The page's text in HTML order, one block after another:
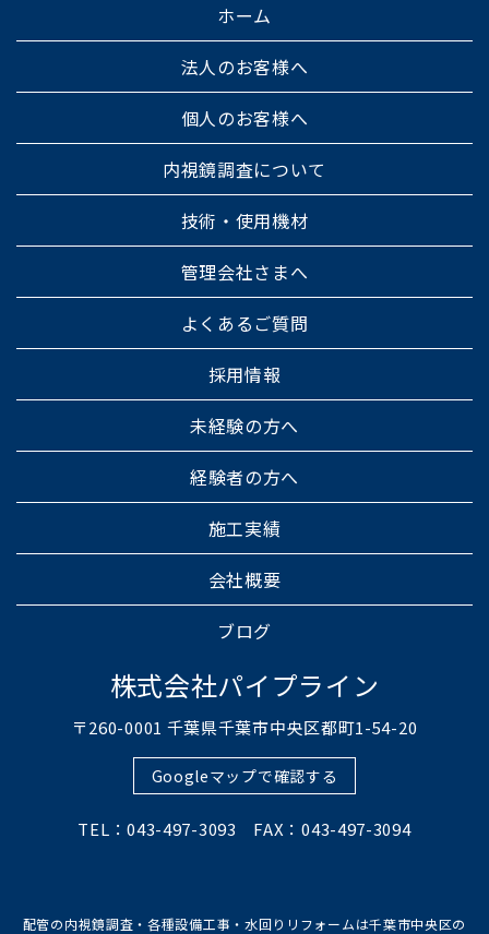
ホーム
法人のお客様へ
個人のお客様へ
内視鏡調査について
技術・使用機材
管理会社さまへ
よくあるご質問
採用情報
未経験の方へ
経験者の方へ
施工実績
会社概要
ブログ
株式会社パイプライン
〒260-0001 千葉県千葉市中央区都町1-54-20
Googleマップで確認する
TEL：043-497-3093 FAX：043-497-3094
配管の内視鏡調査・各種設備工事・水回りリフォームは千葉市中央区の